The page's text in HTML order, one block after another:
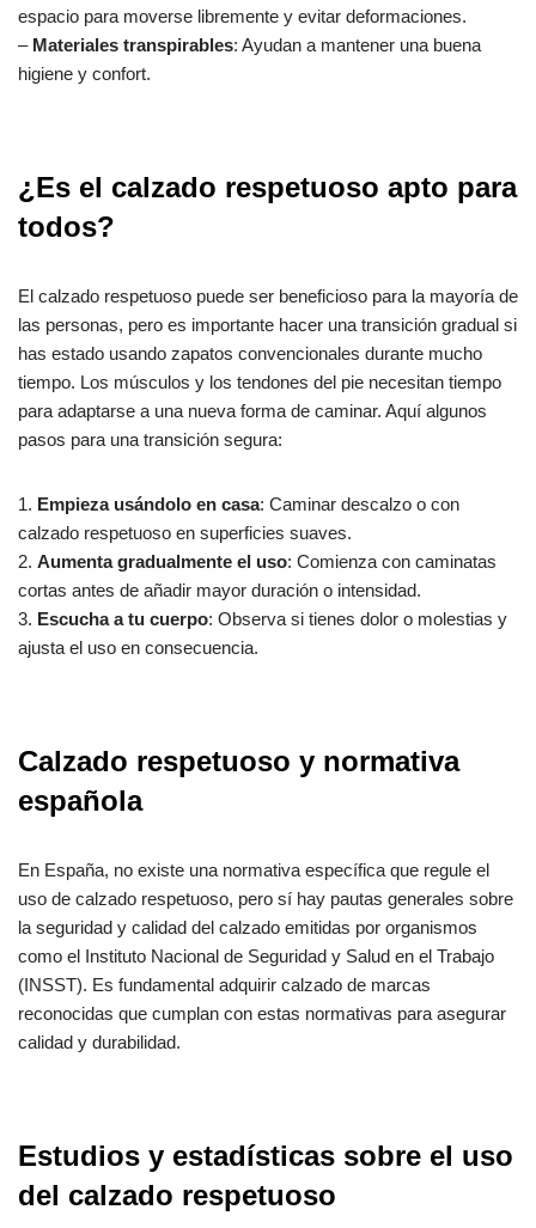
espacio para moverse libremente y evitar deformaciones.
– Materiales transpirables: Ayudan a mantener una buena
higiene y confort.
¿Es el calzado respetuoso apto para
todos?
El calzado respetuoso puede ser beneficioso para la mayoría de
las personas, pero es importante hacer una transición gradual si
has estado usando zapatos convencionales durante mucho
tiempo. Los músculos y los tendones del pie necesitan tiempo
para adaptarse a una nueva forma de caminar. Aquí algunos
pasos para una transición segura:
1. Empieza usándolo en casa: Caminar descalzo o con
calzado respetuoso en superficies suaves.
2. Aumenta gradualmente el uso: Comienza con caminatas
cortas antes de añadir mayor duración o intensidad.
3. Escucha a tu cuerpo: Observa si tienes dolor o molestias y
ajusta el uso en consecuencia.
Calzado respetuoso y normativa
española
En España, no existe una normativa específica que regule el
uso de calzado respetuoso, pero sí hay pautas generales sobre
la seguridad y calidad del calzado emitidas por organismos
como el Instituto Nacional de Seguridad y Salud en el Trabajo
(INSST). Es fundamental adquirir calzado de marcas
reconocidas que cumplan con estas normativas para asegurar
calidad y durabilidad.
Estudios y estadísticas sobre el uso
del calzado respetuoso